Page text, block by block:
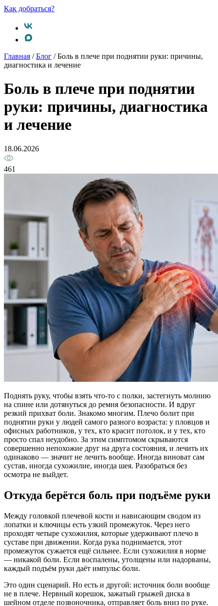
Как добраться?
Главная /Блог /Боль в плече при поднятии руки: причины,
диагностика и лечение
Боль в плече при поднятии
руки: причины, диагностика
и лечение
18.06.2026
461
Поднять руку, чтобы взять что-то с полки, застегнуть молнию
на спине или дотянуться до ремня безопасности. И вдруг
резкий прихват боли. Знакомо многим. Плечо болит при
поднятии руки у людей самого разного возраста: у пловцов и
офисных работников, у тех, кто красит потолок, и у тех, кто
просто спал неудобно. За этим симптомом скрываются
совершенно непохожие друг на друга состояния, и лечить их
одинаково — значит не лечить вообще. Иногда виноват сам
сустав, иногда сухожилие, иногда шея. Разобраться без
осмотра не выйдет.
Откуда берётся боль при подъёме руки
Между головкой плечевой кости и нависающим сводом из
лопатки и ключицы есть узкий промежуток. Через него
проходят четыре сухожилия, которые удерживают плечо в
суставе при движении. Когда рука поднимается, этот
промежуток сужается ещё сильнее. Если сухожилия в норме
— никакой боли. Если воспалены, утолщены или надорваны,
каждый подъём руки даёт импульс боли.
Это один сценарий. Но есть и другой: источник боли вообще
не в плече. Нервный корешок, зажатый грыжей диска в
шейном отделе позвоночника, отправляет боль вниз по руке.